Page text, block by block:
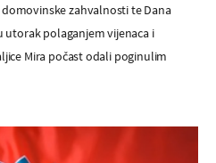
zahvalnosti te Dana
utorak polaganjem vijenaca i
Mira počast odali poginulim